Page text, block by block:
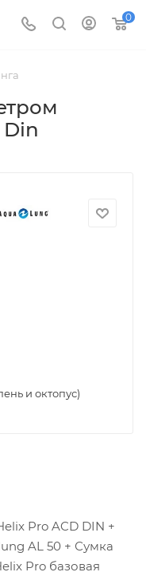
0
и октопус)
Pro ACD DIN +
AL 50 + Сумка
Pro базовая